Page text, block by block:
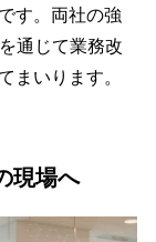
す。両社の強
通じて業務改
まいります。
現場へ